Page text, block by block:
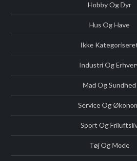
Hobby Og Dyr
Hus Og Have
Ikke
Industri Og
Mad Og Sundhed
Service Og
Sport Og
Tøj Og Mode